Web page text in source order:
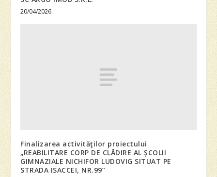
20/04/2026
Finalizarea activităţilor proiectului
„REABILITARE CORP DE CLĂDIRE AL ȘCOLII
GIMNAZIALE NICHIFOR LUDOVIG SITUAT PE
STRADA ISACCEI, NR.99”